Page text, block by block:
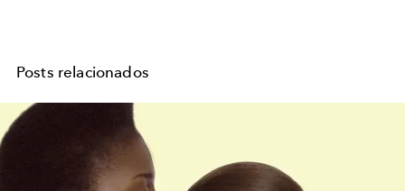
Posts relacionados